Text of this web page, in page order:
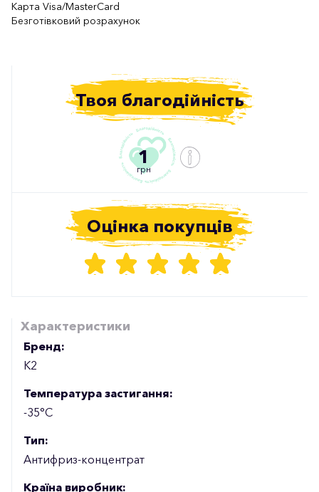
Карта Visa/MasterCard
Безготівковий розрахунок
Твоя благодійність
1
грн
Оцінка покупців
Характеристики
Бренд:
К2
Температура застигання:
-35°C
Тип:
Антифриз-концентрат
Країна виробник: